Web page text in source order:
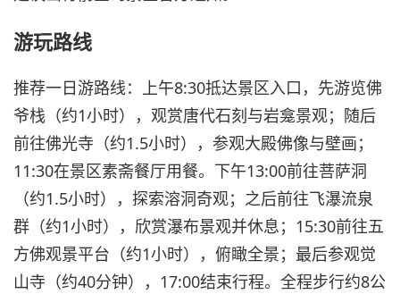
游玩路线
推荐一日游路线：上午8:30抵达景区入口，先游览佛
爷栈（约1小时），观赏唐代石刻与岩龛景观；随后
前往佛光寺（约1.5小时），参观大殿佛像与壁画；
11:30在景区素斋餐厅用餐。下午13:00前往菩萨洞
（约1.5小时），探索溶洞奇观；之后前往飞瀑流泉
群（约1小时），欣赏瀑布景观并休息；15:30前往五
方佛观景平台（约1小时），俯瞰全景；最后参观觉
山寺（约40分钟），17:00结束行程。全程步行约8公